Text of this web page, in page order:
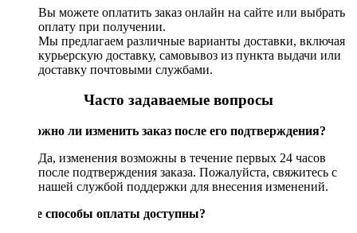
Вы можете оплатить заказ онлайн на сайте или выбрать
оплату при получении.
Мы предлагаем различные варианты доставки, включая
курьерскую доставку, самовывоз из пункта выдачи или
доставку почтовыми службами.
Часто задаваемые вопросы
Возможно ли изменить заказ после его подтверждения?
Да, изменения возможны в течение первых 24 часов
после подтверждения заказа. Пожалуйста, свяжитесь с
нашей службой поддержки для внесения изменений.
Какие способы оплаты доступны?